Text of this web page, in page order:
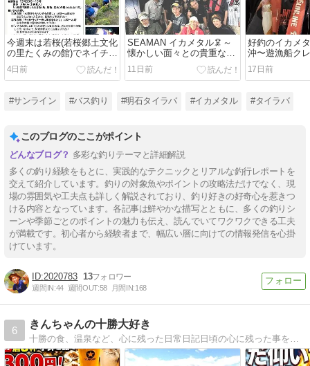
今週末は若桜(若桜郷土文化
の里たくみの館)でネイチャ
ークラブイベント🎫
4日前
SEAMAN イカメタル🦑～
懐かしい面々との貴重な時
11日前
好釣のイカメ
沖〜遊漁船ク
17日前
#サンライン #バス釣り #明石タイラバ #イカメタル #タイラバ
このブログのここがポイント
多彩な釣りテーマと詳細解説
多くの釣り経験をもとに、実践的なテクニックとリアルな釣行レポートを
交えて紹介しています。釣りの対象魚やポイントの攻略法だけでなく、現
場の雰囲気や工夫点も詳しく解説されており、釣り好きの好奇心を惹きつ
ける内容となっています。各記事は鮮やかな描写とともに、多くの釣りシ
ーンや季節ごとのポイントの魅力も伝え、読んでいてワクワクできる工夫
が満載です。初心者から経験者まで、幅広い層に向けての情報発信を心掛
けています。
2020783 13
週間IN:44 週間OUT:58 月間IN:168
6
きんちゃんの十勝大好き
十勝の食、温泉など、心に残った日常日記日頃の心に残った事を雄大な十勝からお送りします